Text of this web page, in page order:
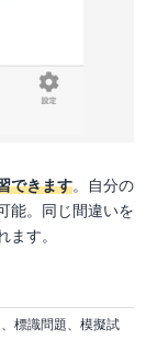
できます。自分の
能。同じ間違いを
す。
標識問題、模擬試